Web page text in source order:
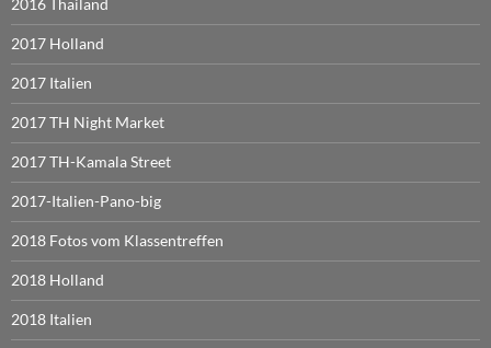
2016 Thailand
2017 Holland
2017 Italien
2017 TH Night Market
2017 TH-Kamala Street
2017-Italien-Pano-big
2018 Fotos vom Klassentreffen
2018 Holland
2018 Italien